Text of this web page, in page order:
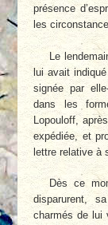
présence
les
Le
lui avait
signée par
dans les
Lopouloff,
expédiée, et
lettre relative à
Dès ce
disparurent,
charmés de lui